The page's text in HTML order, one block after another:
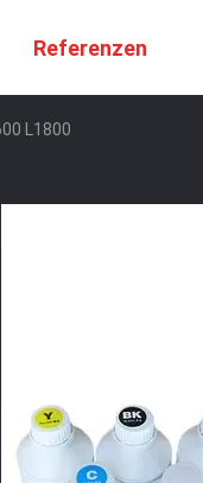
Referenzen
L1800